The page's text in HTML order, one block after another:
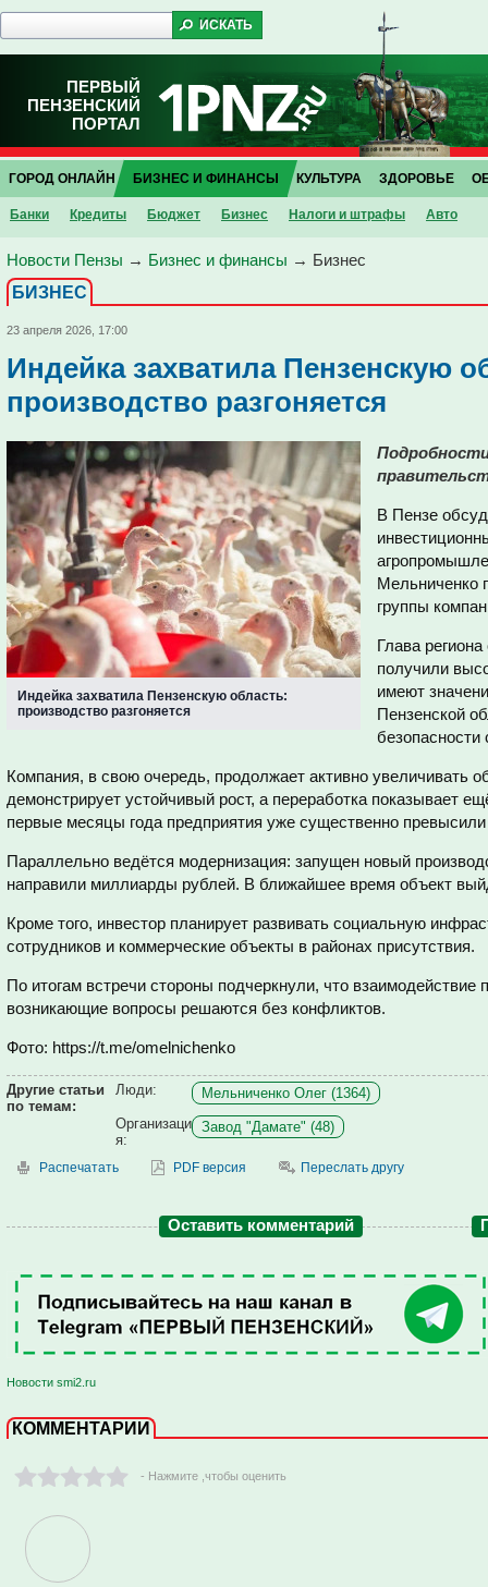
ПЕРВЫЙ
ПЕНЗЕНСКИЙ
ПОРТАЛ
ГОРОД ОНЛАЙН БИЗНЕС И ФИНАНСЫ
Банки Кредиты Бюджет Бизнес Налоги и штрафы Авто
КУЛЬТУРА ЗДОРОВЬЕ
Новости Пензы → Бизнес и финансы → Бизнес
БИЗНЕС
23 апреля 2026, 17:00
Индейка захватила Пензенскую
производство разгоняется
Индейка захватила Пензенскую область:
производство разгоняется
В Пензе
Мельниченко
группы
Глава
получили
имеют
Пензенской
безопасности
Компания, в свою очередь, продолжает активно увеличивать
демонстрирует устойчивый рост, а переработка показывает
первые месяцы года предприятия уже существенно
Параллельно ведётся модернизация: запущен новый
направили миллиарды рублей. В ближайшее время объект
Кроме того, инвестор планирует развивать социальную
сотрудников и коммерческие объекты в районах присутствия.
По итогам встречи стороны подчеркнули, что
возникающие вопросы решаются без конфликтов.
Фото: https://t.me/omelnichenko
Другие статьи
по темам:
Люди:
Мельниченко Олег (1364)
Организаци
я:
Завод "Дамате" (48)
Распечатать PDF версия Переслать другу
Оставить комментарий
Новости smi2.ru
КОММЕНТАРИИ
- Нажмите ,чтобы оценить